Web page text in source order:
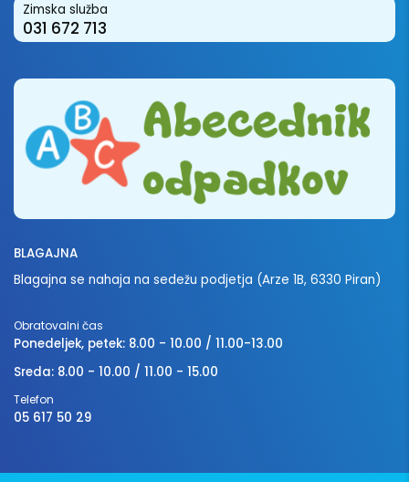
Zimska služba
031 672 713
BLAGAJNA
Blagajna se nahaja na sedežu podjetja (Arze 1B, 6330 Piran)
Obratovalni čas
Ponedeljek, petek: 8.00 - 10.00 / 11.00-13.00
Sreda: 8.00 - 10.00 / 11.00 - 15.00
Telefon
05 617 50 29